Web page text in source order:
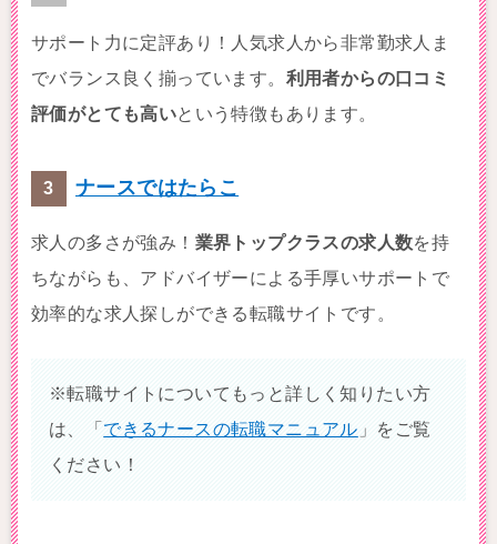
サポート力に定評あり！人気求人から非常勤求人ま
でバランス良く揃っています。 利用者からの口コミ
評価がとても高いという特徴もあります。
ナースではたらこ
求人の多さが強み！ 業界トップクラスの求人数を持
ちながらも、アドバイザーによる手厚いサポートで
効率的な求人探しができる転職サイトです。
※転職サイトについてもっと詳しく知りたい方
は、「できるナースの転職マニュアル 」をご覧
ください！